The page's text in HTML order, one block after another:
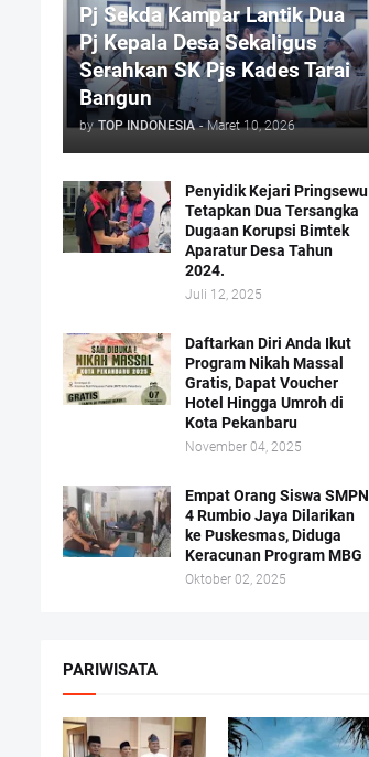
Pj Sekda Kampar Lantik Dua
Pj Kepala Desa Sekaligus
Serahkan SK Pjs Kades Tarai
Bangun
by TOP INDONESIA - Maret 10, 2026
Penyidik Kejari Pringsewu
Tetapkan Dua Tersangka
Dugaan Korupsi Bimtek
Aparatur Desa Tahun
2024.
Juli 12, 2025
Daftarkan Diri Anda Ikut
Program Nikah Massal
Gratis, Dapat Voucher
Hotel Hingga Umroh di
Kota Pekanbaru
November 04, 2025
Empat Orang Siswa SMPN
4 Rumbio Jaya Dilarikan
ke Puskesmas, Diduga
Keracunan Program MBG
Oktober 02, 2025
PARIWISATA